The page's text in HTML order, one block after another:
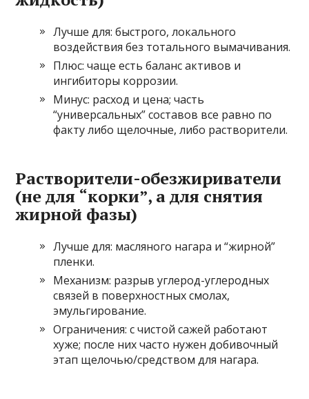
Лучше для: быстрого, локального
воздействия без тотального вымачивания.
Плюс: чаще есть баланс активов и
ингибиторы коррозии.
Минус: расход и цена; часть
“универсальных” составов все равно по
факту либо щелочные, либо растворители.
Растворители-обезжириватели
(не для “корки”, а для снятия
жирной фазы)
Лучше для: масляного нагара и “жирной”
пленки.
Механизм: разрыв углерод-углеродных
связей в поверхностных смолах,
эмульгирование.
Ограничения: с чистой сажей работают
хуже; после них часто нужен добивочный
этап щелочью/средством для нагара.